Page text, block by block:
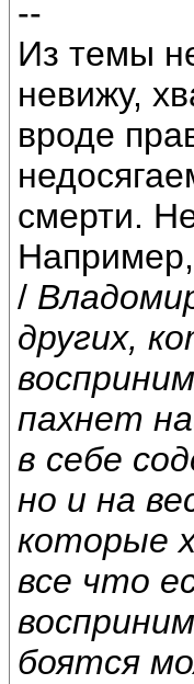
--
Из темы
невижу,
вроде
смерти.
Например,
/
других,
пахнет
в себе
но и на
которые
все что
боятся